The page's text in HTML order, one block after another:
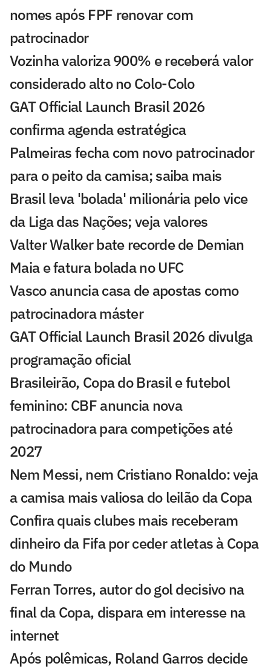
nomes após FPF renovar com
patrocinador
Vozinha valoriza 900% e receberá valor
considerado alto no Colo-Colo
GAT Official Launch Brasil 2026
confirma agenda estratégica
Palmeiras fecha com novo patrocinador
para o peito da camisa; saiba mais
Brasil leva 'bolada' milionária pelo vice
da Liga das Nações; veja valores
Valter Walker bate recorde de Demian
Maia e fatura bolada no UFC
Vasco anuncia casa de apostas como
patrocinadora máster
GAT Official Launch Brasil 2026 divulga
programação oficial
Brasileirão, Copa do Brasil e futebol
feminino: CBF anuncia nova
patrocinadora para competições até
2027
Nem Messi, nem Cristiano Ronaldo: veja
a camisa mais valiosa do leilão da Copa
Confira quais clubes mais receberam
dinheiro da Fifa por ceder atletas à Copa
do Mundo
Ferran Torres, autor do gol decisivo na
final da Copa, dispara em interesse na
internet
Após polêmicas, Roland Garros decide